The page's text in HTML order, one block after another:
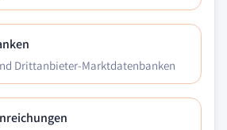
Drittanbieter-Marktdatenbanken